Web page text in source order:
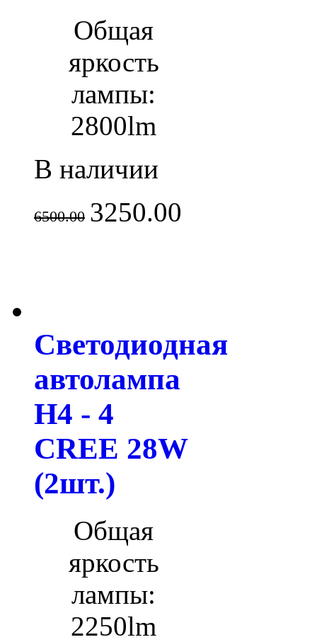
Общая
яркость
лампы:
2800lm
В наличии
6500.00 3250.00
Светодиодная
автолампа
H4 - 4
CREE 28W
(2шт.)
Общая
яркость
лампы:
2250lm